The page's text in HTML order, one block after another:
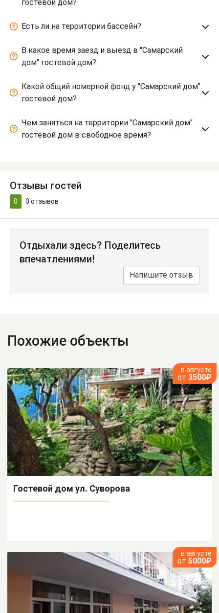
гостевой дом?
Есть ли на территории бассейн?
В какое время заезд и выезд в "Самарский
дом" гостевой дом?
Какой общий номерной фонд у "Самарский дом"
гостевой дом?
Чем заняться на территории "Самарский дом"
гостевой дом в свободное время?
Отзывы гостей
0 0 отзывов
Отдыхали здесь? Поделитесь
впечатлениями!
Напишите отзыв
Похожие объекты
в августе
от 3500₽
Гостевой дом ул. Суворова
в августе
от 5000₽